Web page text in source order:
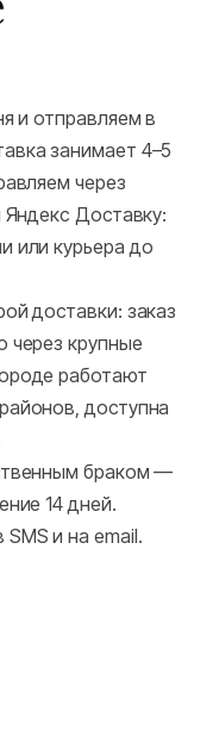
и отправляем в
занимает 4–5
через
Доставку:
или курьера до
доставки: заказ
через крупные
работают
доступна
браком —
14 дней.
и на email.